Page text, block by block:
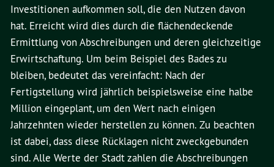
Investitionen aufkommen soll, die den Nutzen davon
hat. Erreicht wird dies durch die flächendeckende
Ermittlung von Abschreibungen und deren gleichzeitige
Erwirtschaftung. Um beim Beispiel des Bades zu
bleiben, bedeutet das vereinfacht: Nach der
Fertigstellung wird jährlich beispielsweise eine halbe
Million eingeplant, um den Wert nach einigen
Jahrzehnten wieder herstellen zu können. Zu beachten
ist dabei, dass diese Rücklagen nicht zweckgebunden
sind. Alle Werte der Stadt zahlen die Abschreibungen